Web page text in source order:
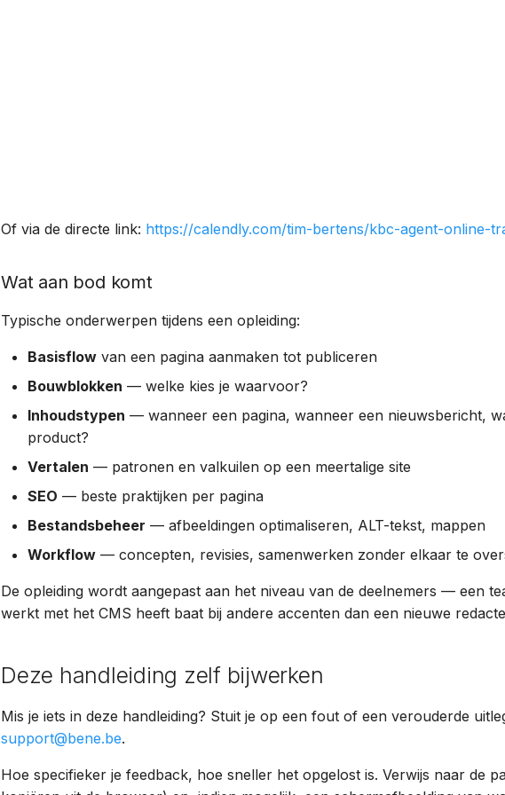
Of via de directe link: https://calendly.com/tim-bertens/kbc-agent-online-
Wat aan bod komt
Typische onderwerpen tijdens een opleiding:
Basisflow van een pagina aanmaken tot publiceren
Bouwblokken — welke kies je waarvoor?
Inhoudstypen — wanneer een pagina, wanneer een nieuwsbericht,
product?
Vertalen — patronen en valkuilen op een meertalige site
SEO — beste praktijken per pagina
Bestandsbeheer — afbeeldingen optimaliseren, ALT-tekst, mappen
Workflow — concepten, revisies, samenwerken zonder elkaar te
De opleiding wordt aangepast aan het niveau van de deelnemers — een
werkt met het CMS heeft baat bij andere accenten dan een nieuwe
Deze handleiding zelf bijwerken
Mis je iets in deze handleiding? Stuit je op een fout of een verouderde
support@bene.be.
Hoe specifieker je feedback, hoe sneller het opgelost is. Verwijs naar de